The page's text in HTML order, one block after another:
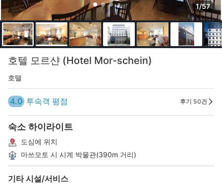
1/57
호텔 모르샨 (Hotel Mor-schein)
호텔
4.0 투숙객 평점 후기 50건
숙소 하이라이트
도심에 위치
마쓰모토 시 시계 박물관(390m 거리)
기타 시설/서비스